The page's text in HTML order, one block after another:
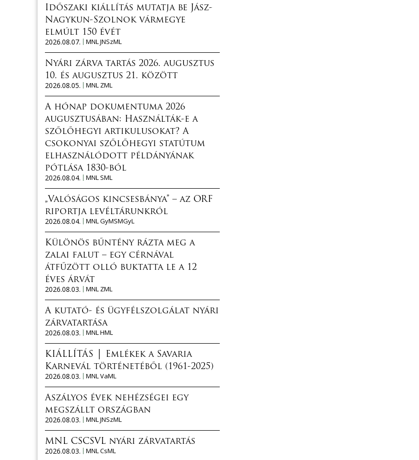
Időszaki kiállítás mutatja be Jász-
Nagykun-Szolnok vármegye
elmúlt 150 évét
2026.08.07.
MNL JNSzML
Nyári zárva tartás 2026. augusztus
10. és augusztus 21. között
2026.08.05.
MNL ZML
A hónap dokumentuma 2026
augusztusában: Használták-e a
szőlőhegyi artikulusokat? A
csokonyai szőlőhegyi statútum
elhasználódott példányának
pótlása 1830-ból
2026.08.04.
MNL SML
„Valóságos kincsesbánya” – az ORF
riportja levéltárunkról
2026.08.04.
MNL GyMSMGyL
Különös bűntény rázta meg a
zalai falut – egy cérnával
átfűzött olló buktatta le a 12
éves árvát
2026.08.03.
MNL ZML
A kutató- és ügyfélszolgálat nyári
zárvatartása
2026.08.03.
MNL HML
KIÁLLÍTÁS │ Emlékek a Savaria
Karnevál történetéből (1961-2025)
2026.08.03.
MNL VaML
Aszályos évek nehézségei egy
megszállt országban
2026.08.03.
MNL JNSzML
MNL CSCSVL nyári zárvatartás
2026.08.03.
MNL CsML